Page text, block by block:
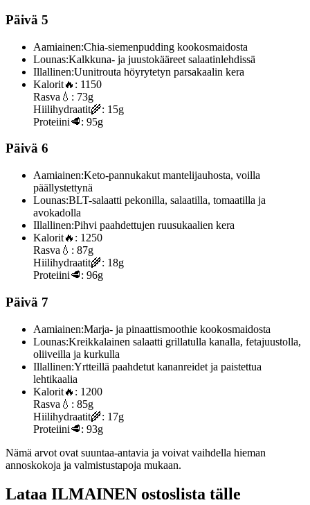
Päivä 5
Aamiainen:Chia-siemenpudding kookosmaidosta
Lounas:Kalkkuna- ja juustokääreet salaatinlehdissä
Illallinen:Uunitrouta höyrytetyn parsakaalin kera
Kalorit🔥: 1150
Rasva 💧: 73g
Hiilihydraatit🌾: 15g
Proteiini🥩: 95g
Päivä 6
Aamiainen:Keto-pannukakut mantelijauhosta, voilla
päällystettynä
Lounas:BLT-salaatti pekonilla, salaatilla, tomaatilla ja
avokadolla
Illallinen:Pihvi paahdettujen ruusukaalien kera
Kalorit🔥: 1250
Rasva 💧: 87g
Hiilihydraatit🌾: 18g
Proteiini🥩: 96g
Päivä 7
Aamiainen:Marja- ja pinaattismoothie kookosmaidosta
Lounas:Kreikkalainen salaatti grillatulla kanalla, fetajuustolla,
oliiveilla ja kurkulla
Illallinen:Yrtteillä paahdetut kananreidet ja paistettua
lehtikaalia
Kalorit🔥: 1200
Rasva 💧: 85g
Hiilihydraatit🌾: 17g
Proteiini🥩: 93g
Nämä arvot ovat suuntaa-antavia ja voivat vaihdella hieman
annoskokoja ja valmistustapoja mukaan.
Lataa ILMAINEN ostoslista tälle